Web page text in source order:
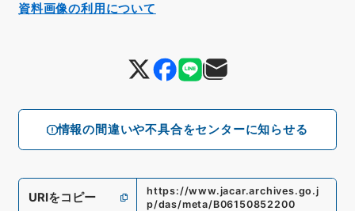
情報の間違いや不具合をセンターに知らせる
URIをコピー
https://www.jacar.archives.go.j
p/das/meta/B06150852200
資料画像の利用について